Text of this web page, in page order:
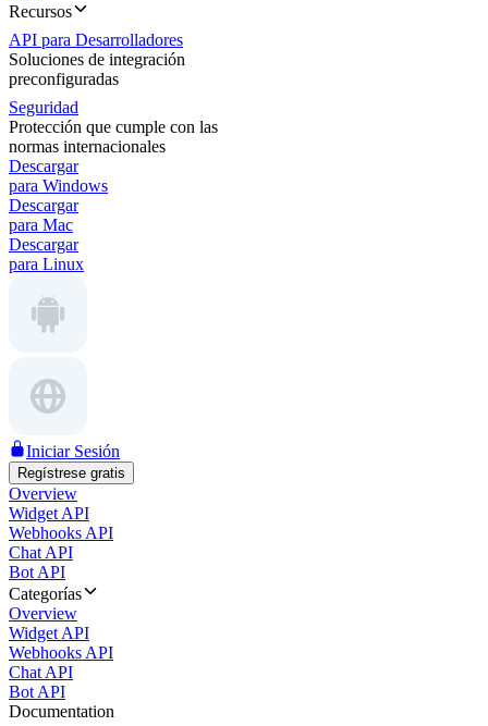
Recursos
API para Desarrolladores
Soluciones de integración
preconfiguradas
Seguridad
Protección que cumple con las
normas internacionales
Descargar
para Windows
Descargar
para Mac
Descargar
para Linux
Iniciar Sesión
Regístrese gratis
Overview
Widget API
Webhooks API
Chat API
Bot API
Categorías
Overview
Widget API
Webhooks API
Chat API
Bot API
Documentation